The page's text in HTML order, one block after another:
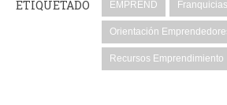
ETIQUETADO EMPREND Franquicias
Orientación
Recursos Emprendimiento